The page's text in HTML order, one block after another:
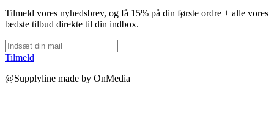
Tilmeld vores nyhedsbrev, og få 15% på din første ordre + alle vores
bedste tilbud direkte til din indbox.
Tilmeld
@Supplyline made by OnMedia